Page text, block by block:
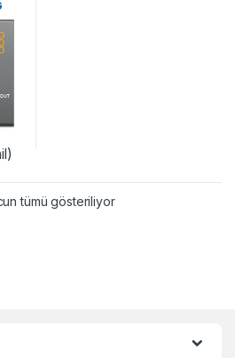
tümü gösteriliyor